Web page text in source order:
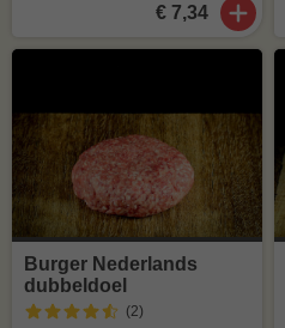
€ 7,34
Burger Nederlands
dubbeldoel
(2)